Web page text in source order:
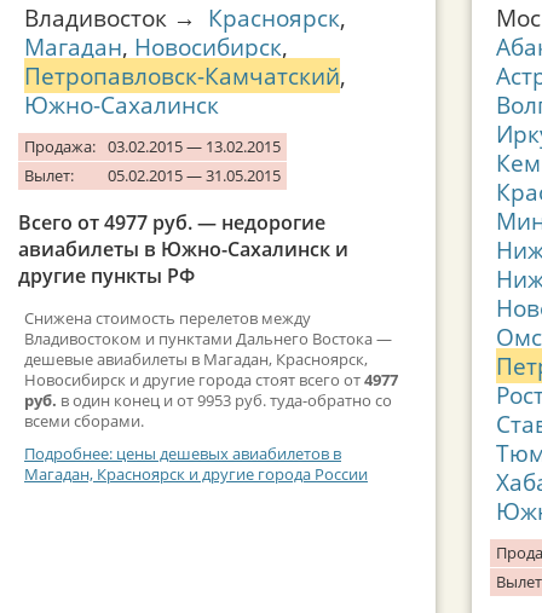
Владивосток → Красноярск,
Магадан, Новосибирск,
Петропавловск-Камчатский,
Южно-Сахалинск
Продажа: 03.02.2015 — 13.02.2015
Вылет:
05.02.2015 — 31.05.2015
Всего от 4977 руб. — недорогие
авиабилеты в Южно-Сахалинск и
другие пункты РФ
Снижена стоимость перелетов между
Владивостоком и пунктами Дальнего Востока —
дешевые авиабилеты в Магадан, Красноярск,
Новосибирск и другие города стоят всего от4977
руб. в один конец и от 9953 руб. туда-обратно со
всеми сборами.
Подробнее: цены дешевых авиабилетов в
Магадан, Красноярск и другие города России